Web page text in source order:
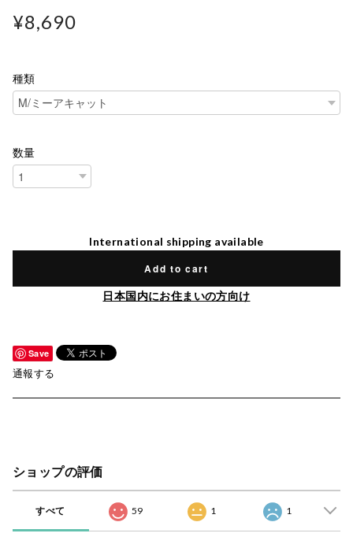
¥8,690
種類
数量
International shipping available
Add to cart
日本国内にお住まいの方向け
Save
通報する
ショップの評価
すべて 59 1 1